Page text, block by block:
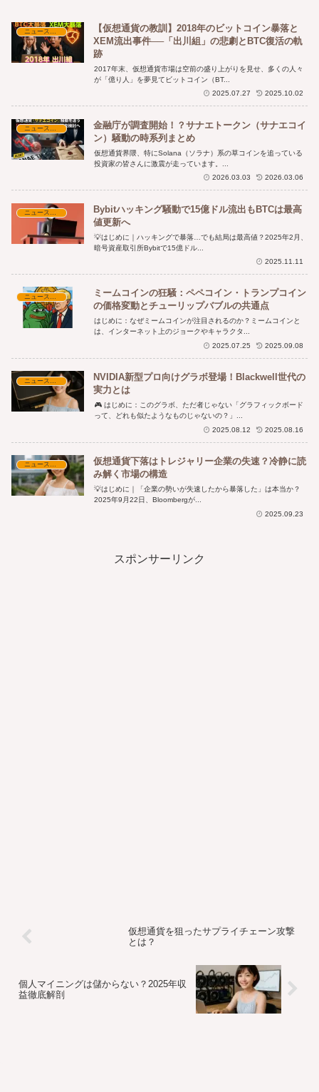
【仮想通貨の教訓】2018年のビットコイン暴落と
XEM流出事件──「出川組」の悲劇とBTC復活の軌
跡
2017年末、仮想通貨市場は空前の盛り上がりを見せ、多くの人々
が「億り人」を夢見てビットコイン（BT...
2025.07.27
2025.10.02
金融庁が調査開始！？サナエトークン（サナエコイ
ン）騒動の時系列まとめ
仮想通貨界隈、特にSolana（ソラナ）系の草コインを追っている
投資家の皆さんに激震が走っています。...
2026.03.03
2026.03.06
Bybitハッキング騒動で15億ドル流出もBTCは最高
値更新へ
💡はじめに｜ハッキングで暴落…でも結局は最高値？2025年2月、
暗号資産取引所Bybitで15億ドル...
2025.11.11
ミームコインの狂騒：ペペコイン・トランプコイン
の価格変動とチューリップバブルの共通点
はじめに：なぜミームコインが注目されるのか？ミームコインと
は、インターネット上のジョークやキャラクタ...
2025.07.25
2025.09.08
NVIDIA新型プロ向けグラボ登場！Blackwell世代の
実力とは
🎮 はじめに：このグラボ、ただ者じゃない「グラフィックボード
って、どれも似たようなものじゃないの？」...
2025.08.12
2025.08.16
ニュース・時事解説
仮想通貨下落はトレジャリー企業の失速？冷静に読
み解く市場の構造
💡はじめに｜「企業の勢いが失速したから暴落した」は本当か？
2025年9月22日、Bloombergが...
2025.09.23
スポンサーリンク
仮想通貨を狙ったサプライチェーン攻撃
とは？
個人マイニングは儲からない？2025年収
益徹底解剖